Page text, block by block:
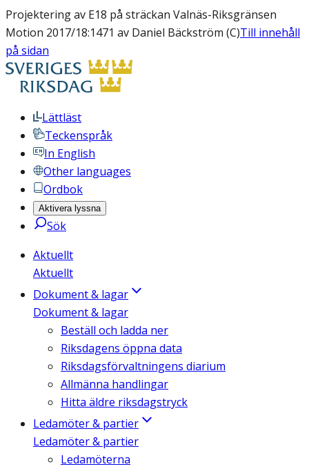
Projektering av E18 på sträckan Valnäs-Riksgränsen
Motion 2017/18:1471 av Daniel Bäckström (C)Till innehåll
på sidan
Lättläst
Teckenspråk
In English
Other languages
Ordbok
Aktivera lyssna
Sök
Aktuellt
Aktuellt
Dokument & lagar
Dokument & lagar
Beställ och ladda ner
Riksdagens öppna data
Riksdagsförvaltningens diarium
Allmänna handlingar
Hitta äldre riksdagstryck
Ledamöter & partier
Ledamöter & partier
Ledamöterna